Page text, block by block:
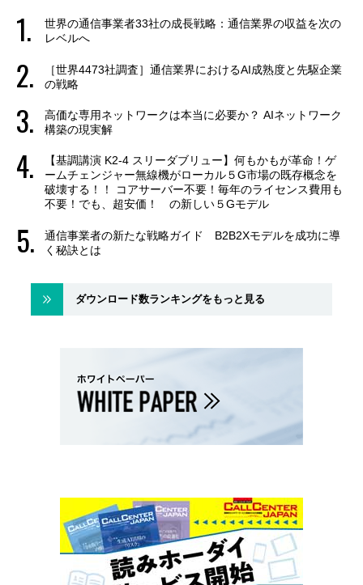
世界の通信事業者33社の成長戦略：通信業界の収益を次の
レベルへ
［世界4473社調査］通信業界におけるAI成熟度と先駆企業
の戦略
高価な専用ネットワークは本当に必要か？ AIネットワーク
構築の現実解
【基調講演 K2-4 スリーダブリュー】何もかもが革命！ゲ
ームチェンジャー無線機がローカル５G市場の既存概念を
破壊する！！ コアサーバー不要！毎年のライセンス費用も
不要！でも、超安価！ の新しい５Gモデル
通信事業者の新たな戦略ガイド B2B2Xモデルを成功に導
く秘訣とは
ダウンロード数ランキングをもっと見る